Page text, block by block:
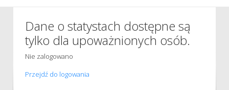
Dane o statystach dostępne są
tylko dla upoważnionych osób.
Nie zalogowano
Przejdź do logowania